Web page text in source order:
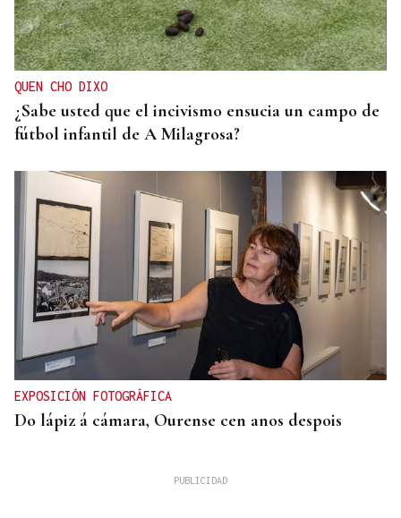
QUEN CHO DIXO
¿Sabe usted que el incivismo ensucia un campo de
fútbol infantil de A Milagrosa?
EXPOSICIÓN FOTOGRÁFICA
Do lápiz á cámara, Ourense cen anos despois